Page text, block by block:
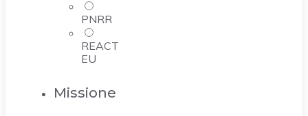
PNRR
REACT
EU
Missione